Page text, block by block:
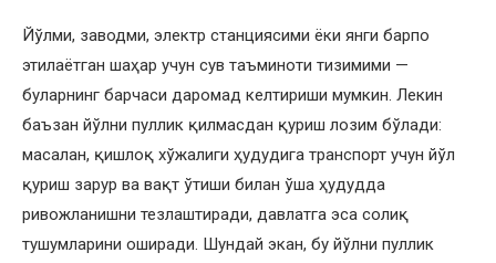
Йўлми, заводми, электр станциясими ёки янги барпо
этилаётган шаҳар учун сув таъминоти тизимими —
буларнинг барчаси даромад келтириши мумкин. Лекин
баъзан йўлни пуллик қилмасдан қуриш лозим бўлади:
масалан, қишлоқ хўжалиги ҳудудига транспорт учун йўл
қуриш зарур ва вақт ўтиши билан ўша ҳудудда
ривожланишни тезлаштиради, давлатга эса солиқ
тушумларини оширади. Шундай экан, бу йўлни пуллик